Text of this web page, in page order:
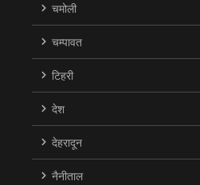
चमोली
चम्पावत
टिहरी
देश
देहरादून
नैनीताल